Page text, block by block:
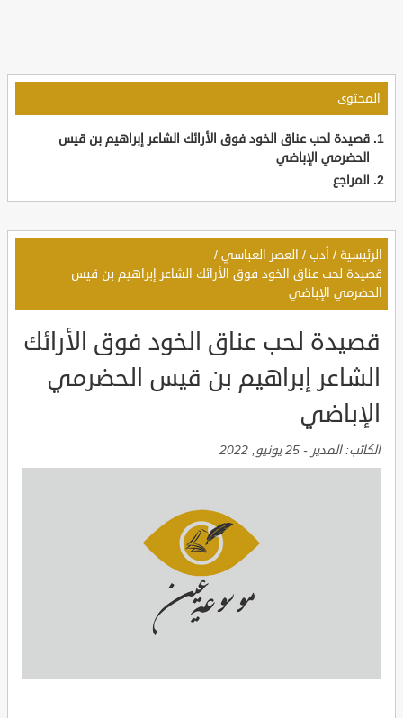
المحتوى
قصيدة لحب عناق الخود فوق الأرائك الشاعر إبراهيم بن قيس
الحضرمي الإباضي
المراجع
الرئيسية / أدب / العصر العباسي /
قصيدة لحب عناق الخود فوق الأرائك الشاعر إبراهيم بن قيس
الحضرمي الإباضي
قصيدة لحب عناق الخود فوق الأرائك
الشاعر إبراهيم بن قيس الحضرمي
الإباضي
الكاتب:المدير - 25 يونيو, 2022